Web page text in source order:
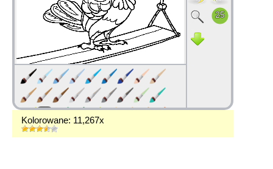
Kolorowane: 11,267x